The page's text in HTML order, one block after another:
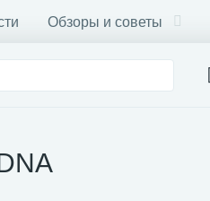
Обзоры и советы